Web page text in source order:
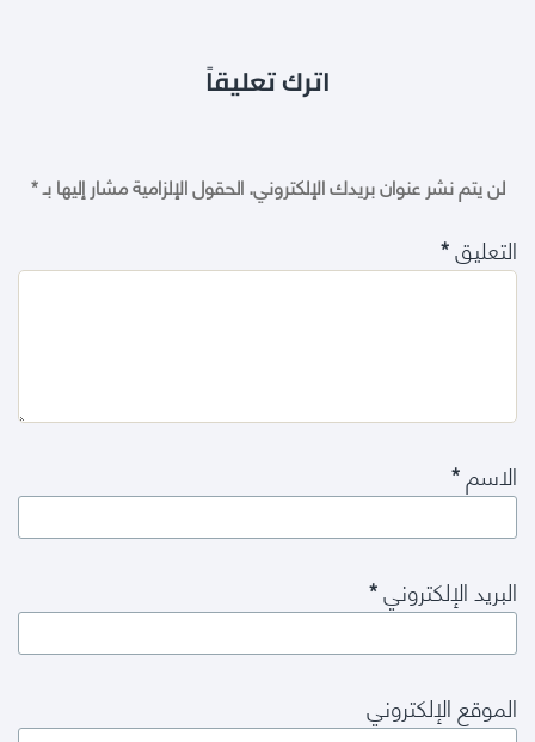
اترك تعليقاً
لن يتم نشر عنوان بريدك الإلكتروني.الحقول الإلزامية مشار إليها بـ*
التعليق*
الاسم*
البريد الإلكتروني*
الموقع الإلكتروني